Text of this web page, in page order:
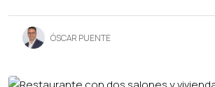
ÓSCAR PUENTE